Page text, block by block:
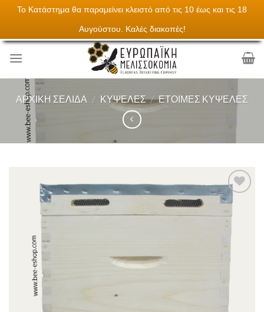
Το Κατάστημα θα παραμείνει κλειστό από τις 10 έως και τις 18
Αυγούστου. Καλές διακοπές!
to
content
Τα πάντα για την μελισσοκομεία
ΑΡΧΙΚΉ ΣΕΛΊΔΑ / ΚΥΨΈΛΕΣ / ΈΤΟΙΜΕΣ ΚΥΨΈΛΕΣ
Add to
Wishlist